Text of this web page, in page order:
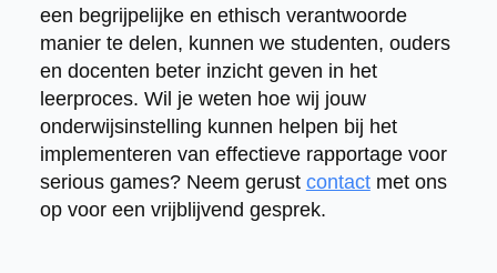
een begrijpelijke en ethisch verantwoorde
manier te delen, kunnen we studenten, ouders
en docenten beter inzicht geven in het
leerproces. Wil je weten hoe wij jouw
onderwijsinstelling kunnen helpen bij het
implementeren van effectieve rapportage voor
serious games? Neem gerust contactmet ons
op voor een vrijblijvend gesprek.